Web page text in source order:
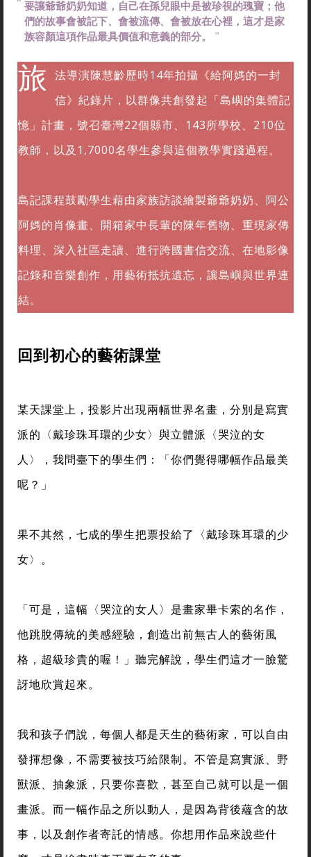
要讓爺爺奶奶知道，自己在孫兒眼中是被珍視的瑰寶；他
們的故事會被記下、會被流傳、會被放在心裡，這才是家
族容顏這項作品最具價值和意義的部分。
旅 法導演陳慧齡歷時14年拍攝《給阿媽的一封
信》紀錄片，以群像共創發起「島嶼的集體記
憶」計畫，號召臺灣22個縣市、143所學校、210位
教師，以及1,7000名學生參與這個教學實踐過程。
島記課程鼓勵學生藉由家族訪談繪製爺爺奶奶、阿公
阿媽的肖像畫、開箱家中長輩的陳年舊物、重現家傳
料理、深入社區走讀、進行跨國書信交流、在地影像
記錄和音樂創作，用藝術抵抗遺忘，讓島嶼與世界連
結。
回到初心的藝術課堂
某天課堂上，投影片出現兩幅世界名畫，分別是寫實
派的〈戴珍珠耳環的少女〉與立體派〈哭泣的女
人〉，我問臺下的學生們：「你們覺得哪幅作品最美
呢？」
果不其然，七成的學生把票投給了〈戴珍珠耳環的少
女〉。
「可是，這幅〈哭泣的女人〉是畫家畢卡索的名作，
他跳脫傳統的美感經驗，創造出前無古人的藝術風
格，超級珍貴的喔！」聽完解說，學生們這才一臉驚
訝地欣賞起來。
我和孩子們說，每個人都是天生的藝術家，可以自由
發揮想像，不需要被技巧給限制。不管是寫實派、野
獸派、抽象派，只要你喜歡，甚至自己就可以是一個
畫派。而一幅作品之所以動人，是因為背後蘊含的故
事，以及創作者寄託的情感。你想用作品來說些什